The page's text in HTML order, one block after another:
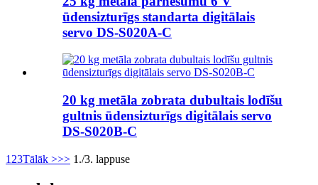
ūdensizturīgs standarta digitālais
servo DS-S020A-C
20 kg metāla zobrata dubultais lodīšu
gultnis ūdensizturīgs digitālais servo
DS-S020B-C
1 23Tālāk >>> 1./3. lappuse